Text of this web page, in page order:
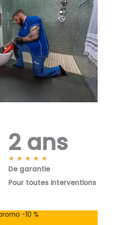
2 ans
★ ★ ★ ★ ★
o
s
De garantie
Pour toutes interventions
-10 %